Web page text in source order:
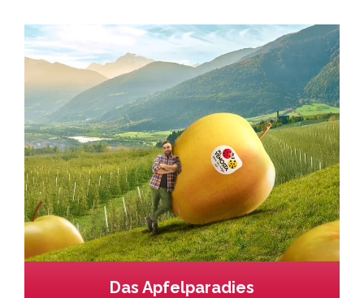
Das Apfelparadies